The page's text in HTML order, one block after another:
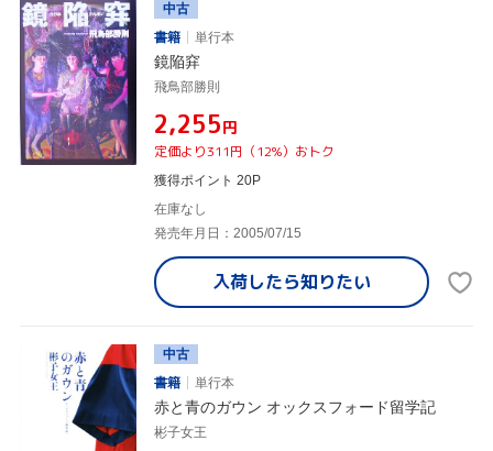
中古
書籍
単行本
鏡陥穽
飛鳥部勝則
¥2,255円
定価より311円（12%）おトク
獲得ポイント 20P
在庫なし
発売年月日：2005/07/15
入荷したら知りたい
中古
書籍
単行本
赤と青のガウン オックスフォード留学記
彬子女王